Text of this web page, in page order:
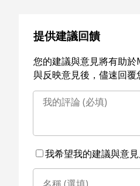
提供建議回饋
您的建議與意見將有助
與反映意見後，儘速回覆
我希望我的建議與意見